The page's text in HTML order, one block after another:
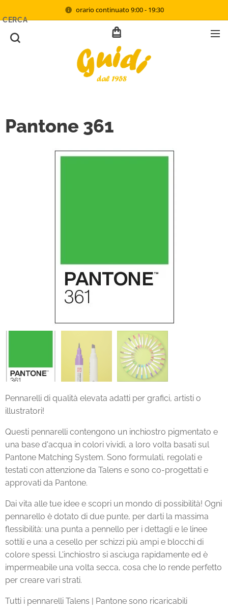
orario continuato 9:00 - 19:30
CERCA
Pantone 361
Pennarelli di qualità elevata adatti per grafici, artisti o
illustratori!
Questi pennarelli contengono un inchiostro pigmentato e
una base d'acqua in colori vividi, a loro volta basati sul
Pantone Matching System. Sono formulati, regolati e
testati con attenzione da Talens e sono co-progettati e
approvati da Pantone.
Dai vita alle tue idee e scopri un mondo di possibilità! Ogni
pennarello è dotato di due punte, per darti la massima
flessibilità: una punta a pennello per i dettagli e le linee
sottili e una a cesello per schizzi più ampi e blocchi di
colore spessi. L'inchiostro si asciuga rapidamente ed è
impermeabile una volta secca, cosa che lo rende perfetto
per creare vari strati.
Tutti i pennarelli Talens | Pantone sono ricaricabili